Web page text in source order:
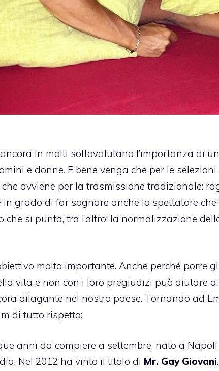
in molti sottovalutano l’importanza di un
e donne. E bene venga che per le
avviene per la trasmissione tradizionale:
in grado di far sognare anche lo spettatore che
che si punta, tra l’altro: la normalizzazione
molto importante. Anche perché porre
vita e non con i loro pregiudizi può aiutare a
dilagante nel nostro paese. Tornando ad
di tutto rispetto:
anni da compiere a settembre, nato a
Nel 2012 ha vinto il titolo di Mr. Gay Giovani